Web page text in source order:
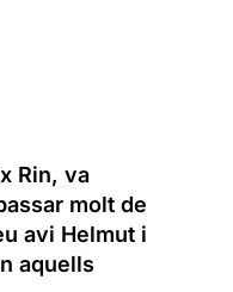
Rin, va
molt de
avi Helmut i
aquells